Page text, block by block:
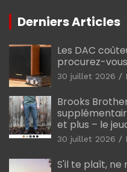
Derniers Articles
Les DAC
procurez-
30 juillet 2026
Brooks
et plus – le
30 juillet 2026
S'il te plaît, ne